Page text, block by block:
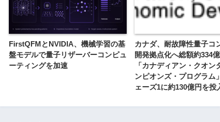
FirstQFMとNVIDIA、機械学習の基
盤モデルで量子リザーバーコンピュ
ーティングを加速
カナダ、耐故障性量子コ
開発拠点化へ総額約334
「カナディアン・クオン
ンピオンズ・プログラム
ェーズ1に約130億円を投